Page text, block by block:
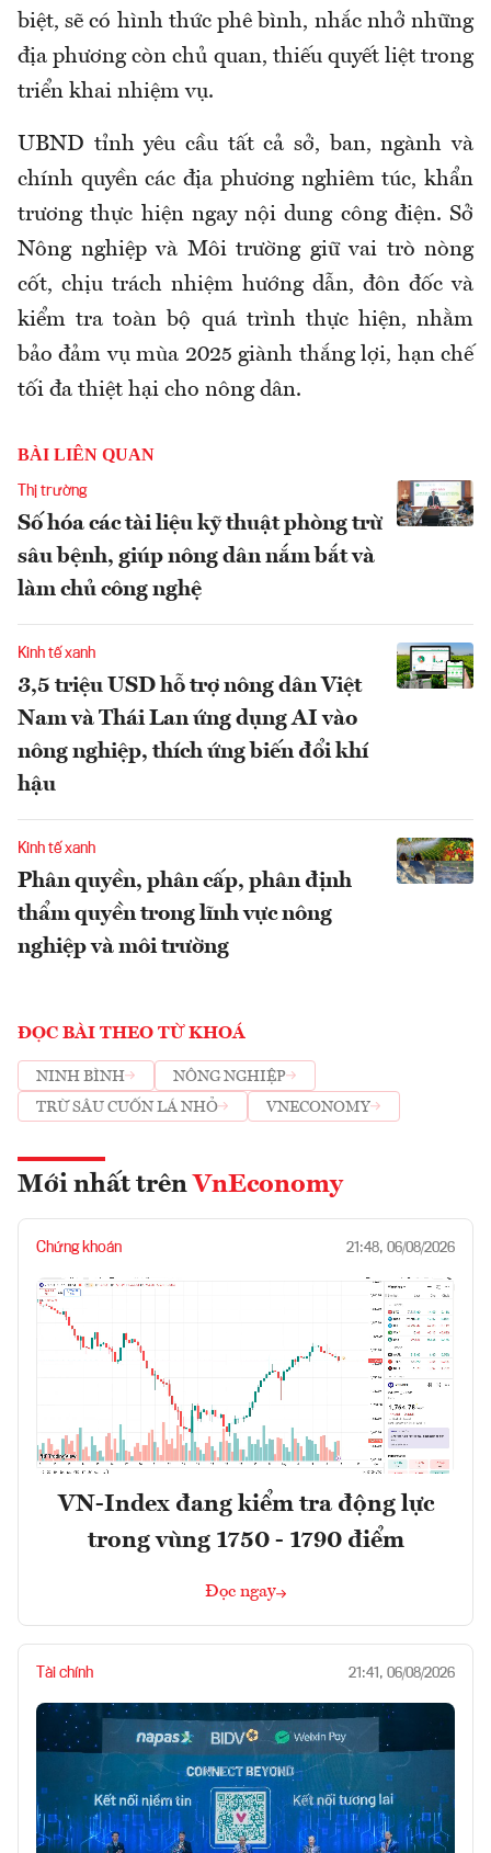
biệt, sẽ có hình thức phê bình, nhắc nhở những
địa phương còn chủ quan, thiếu quyết liệt trong
triển khai nhiệm vụ.
UBND tỉnh yêu cầu tất cả sở, ban, ngành và
chính quyền các địa phương nghiêm túc, khẩn
trương thực hiện ngay nội dung công điện. Sở
Nông nghiệp và Môi trường giữ vai trò nòng
cốt, chịu trách nhiệm hướng dẫn, đôn đốc và
kiểm tra toàn bộ quá trình thực hiện, nhằm
bảo đảm vụ mùa 2025 giành thắng lợi, hạn chế
tối đa thiệt hại cho nông dân.
BÀI LIÊN QUAN
Thị trường
Số hóa các tài liệu kỹ thuật phòng trừ
sâu bệnh, giúp nông dân nắm bắt và
làm chủ công nghệ
Kinh tế xanh
3,5 triệu USD hỗ trợ nông dân Việt
Nam và Thái Lan ứng dụng AI vào
nông nghiệp, thích ứng biến đổi khí
hậu
Kinh tế xanh
Phân quyền, phân cấp, phân định
thẩm quyền trong lĩnh vực nông
nghiệp và môi trường
ĐỌC BÀI THEO TỪ KHOÁ
NINH BÌNH
NÔNG NGHIỆP
TRỪ SÂU CUỐN LÁ NHỎ
VNECONOMY
Mới nhất trên VnEconomy
Chứng khoán 21:48, 06/08/2026
VN-Index đang kiểm tra động lực
trong vùng 1750 - 1790 điểm
Đọc ngay
Tài chính 21:41, 06/08/2026